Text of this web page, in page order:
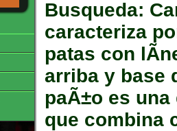
Busqueda:
caracteriza
patas con
arriba y base
paÃ±o es
que combina